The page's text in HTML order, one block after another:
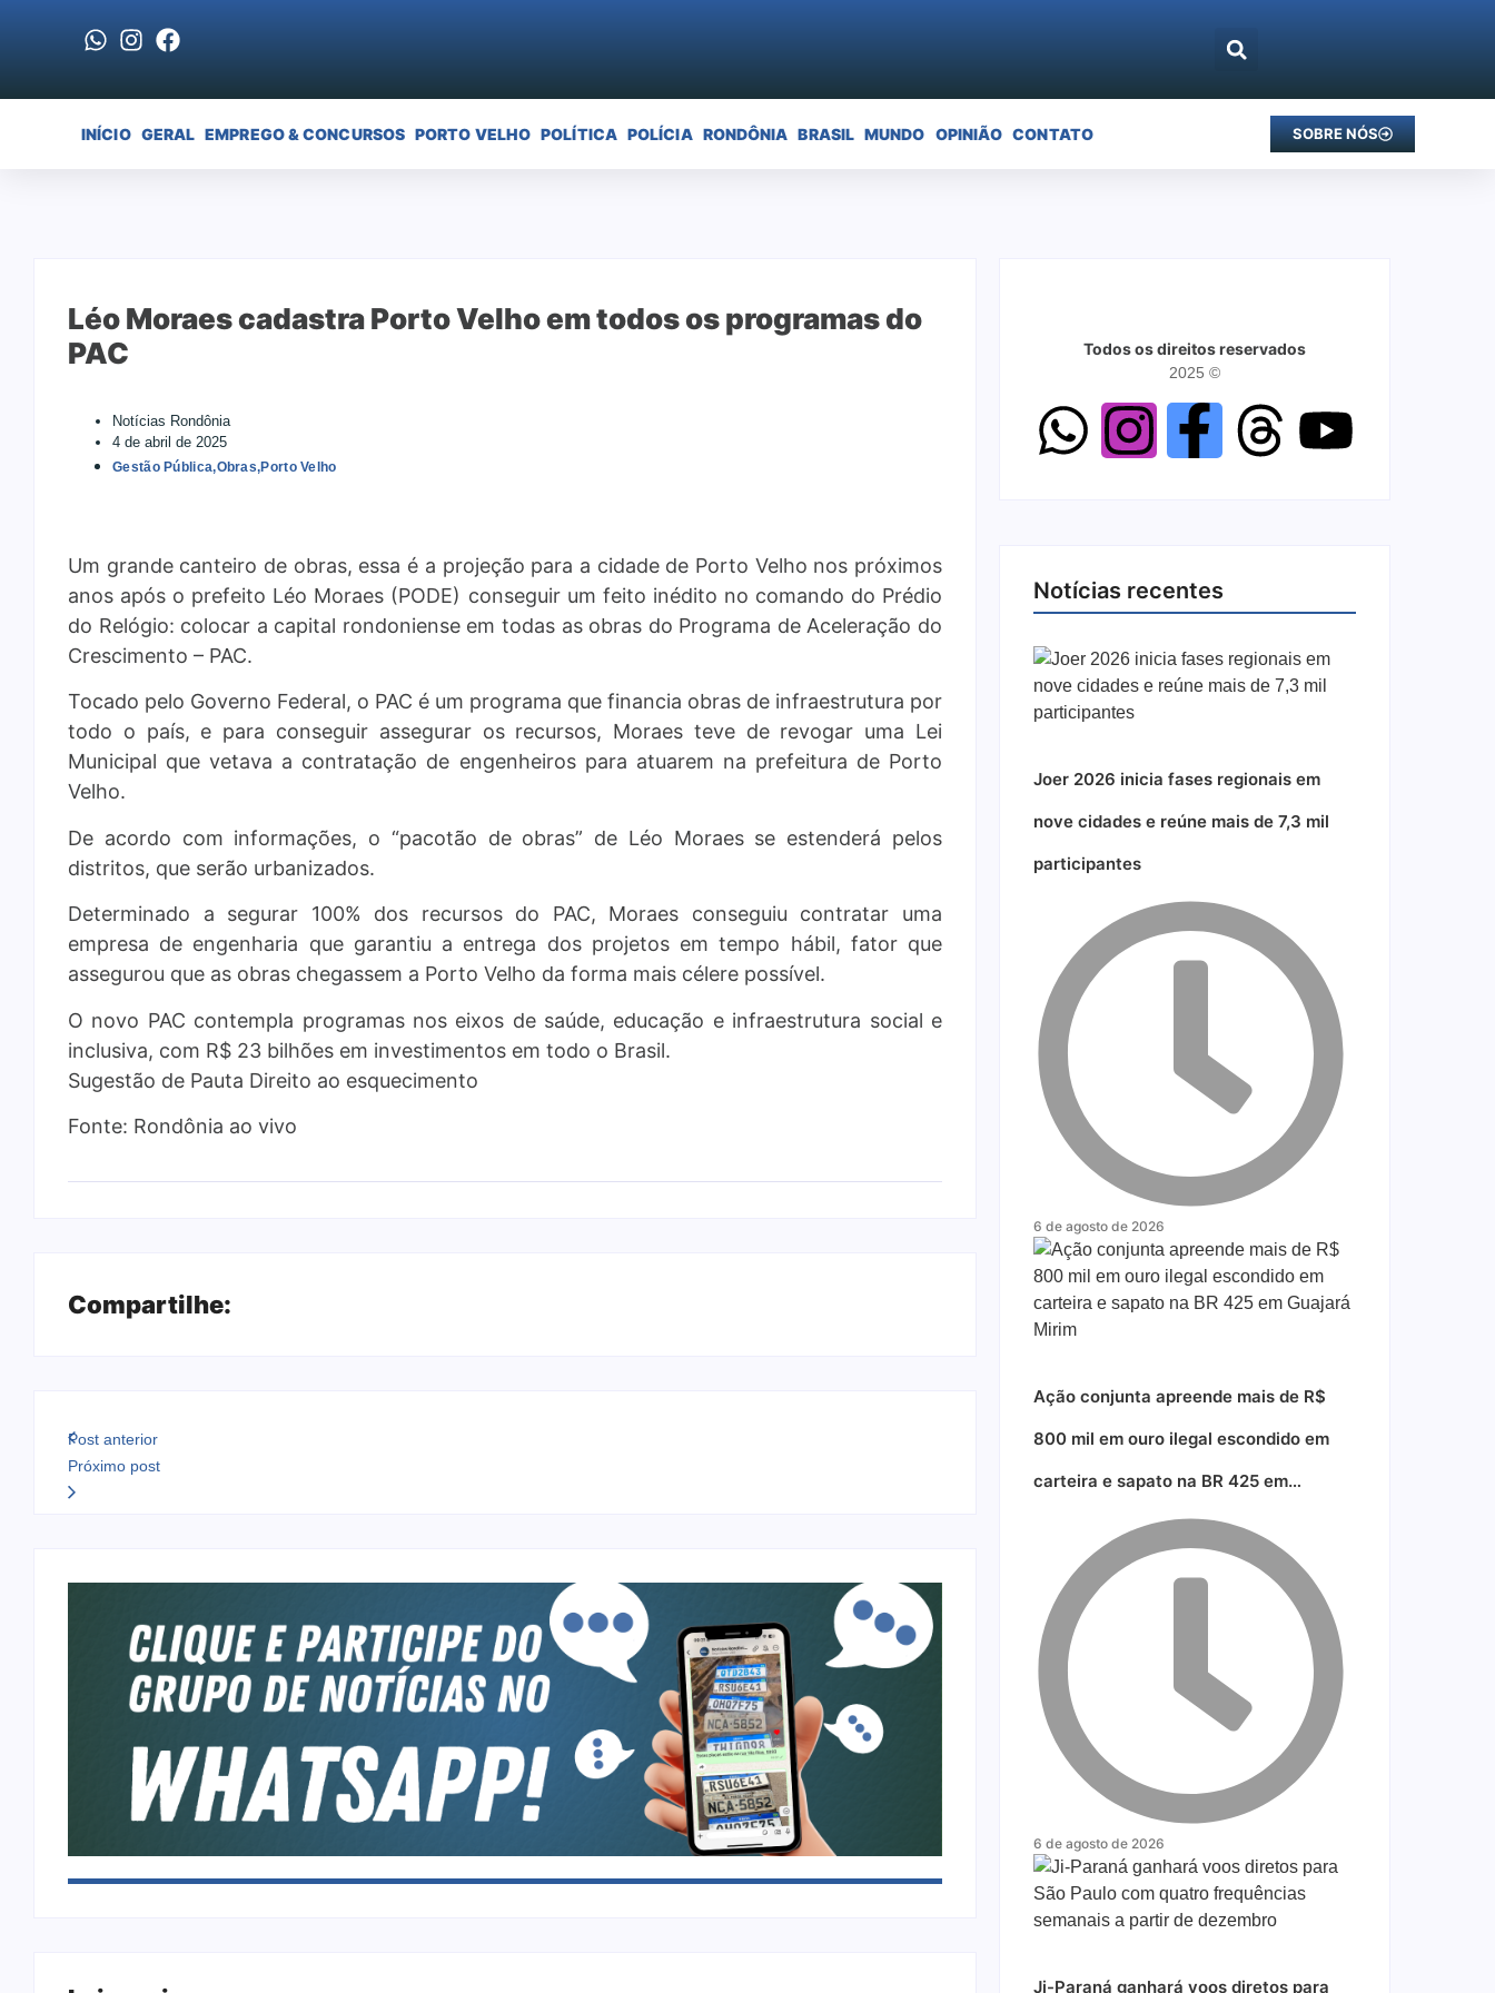
INÍCIO GERAL EMPREGO & CONCURSOS PORTO VELHO POLÍTICA POLÍCIA RONDÔNIA BRASIL MUNDO OPINIÃO CONTATO SOBRE NÓS
Léo Moraes cadastra Porto Velho em todos os programas do
PAC
Notícias Rondônia
4 de abril de 2025
Gestão Pública,Obras,Porto Velho
Um grande canteiro de obras, essa é a projeção para a cidade de Porto Velho nos próximos
anos após o prefeito Léo Moraes (PODE) conseguir um feito inédito no comando do Prédio
do Relógio: colocar a capital rondoniense em todas as obras do Programa de Aceleração do
Crescimento – PAC.
Tocado pelo Governo Federal, o PAC é um programa que financia obras de infraestrutura por
todo o país, e para conseguir assegurar os recursos, Moraes teve de revogar uma Lei
Municipal que vetava a contratação de engenheiros para atuarem na prefeitura de Porto
Velho.
De acordo com informações, o “pacotão de obras” de Léo Moraes se estenderá pelos
distritos, que serão urbanizados.
Determinado a segurar 100% dos recursos do PAC, Moraes conseguiu contratar uma
empresa de engenharia que garantiu a entrega dos projetos em tempo hábil, fator que
assegurou que as obras chegassem a Porto Velho da forma mais célere possível.
O novo PAC contempla programas nos eixos de saúde, educação e infraestrutura social e
inclusiva, com R$ 23 bilhões em investimentos em todo o Brasil.
Sugestão de Pauta Direito ao esquecimento
Fonte: Rondônia ao vivo
Compartilhe:
Post anterior
Próximo post
Todos os direitos reservados
2025 ©
Notícias recentes
Joer 2026 inicia fases regionais em
nove cidades e reúne mais de 7,3 mil
participantes
6 de agosto de 2026
Ação conjunta apreende mais de R$
800 mil em ouro ilegal escondido em
carteira e sapato na BR 425 em…
6 de agosto de 2026
Ji-Paraná ganhará voos diretos para